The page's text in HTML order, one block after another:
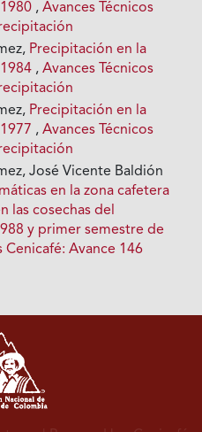
,Avances Técnicos
Precipitación en la
,Avances Técnicos
Precipitación en la
,Avances Técnicos
José Vicente Baldión
en la zona cafetera
las cosechas del
y primer semestre de
Cenicafé: Avance 146